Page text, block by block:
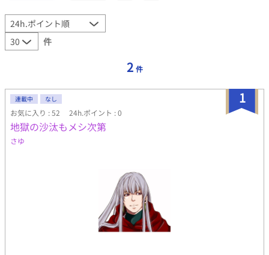
件
2 件
1
連載中 なし
お気に入り : 52 24h.ポイント : 0
地獄の沙汰もメシ次第
さゆ